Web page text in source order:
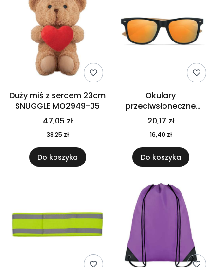
Duży miś z sercem 23cm
SNUGGLE MO2949-05
47,05 zł
38,25 zł
Do koszyka
Okulary
przeciwsłoneczne
CALIFORNIA TOUCH
MO9617-10
20,17 zł
16,40 zł
Do koszyka